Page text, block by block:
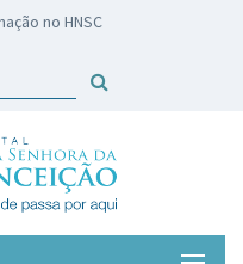
Troco Solidário